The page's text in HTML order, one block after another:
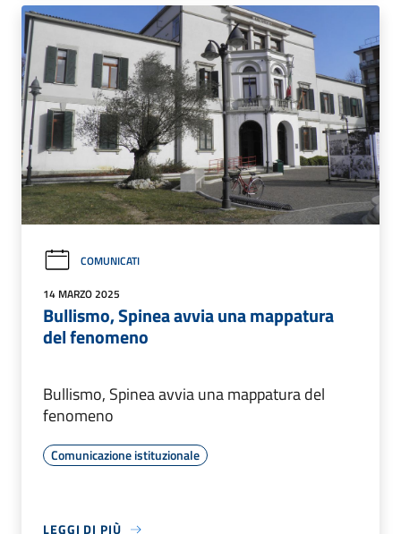
COMUNICATI
14 MARZO 2025
Bullismo, Spinea avvia una mappatura
del fenomeno
Bullismo, Spinea avvia una mappatura del
fenomeno
Comunicazione istituzionale
LEGGI DI PIÙ